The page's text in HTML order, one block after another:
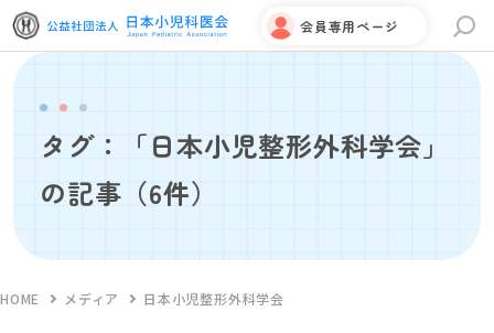
会員専用ページ
タグ：「日本小児整形外科学会」
の記事 （6件）
HOME メディア 日本小児整形外科学会